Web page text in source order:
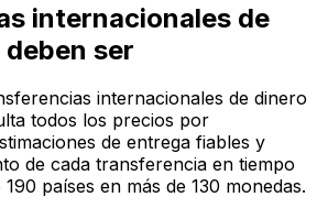
internacionales de
ser
internacionales de dinero
todos los precios por
de entrega fiables y
de cada transferencia en tiempo
países en más de 130 monedas.